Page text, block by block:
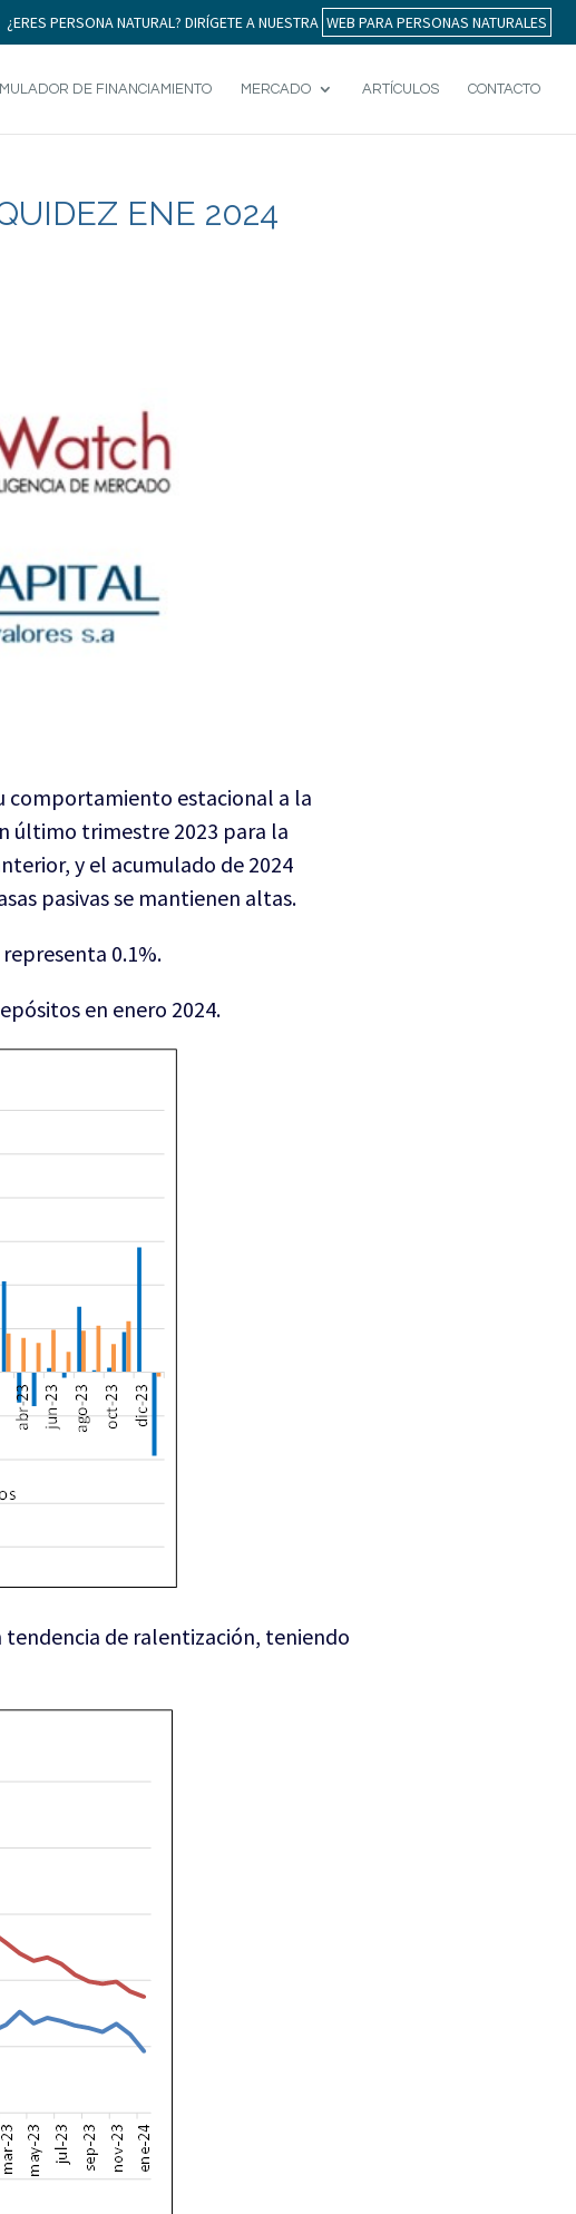
¿ERES PERSONA NATURAL? DIRÍGETE A NUESTRA WEB PARA PERSONAS NATURALES
DE FINANCIAMIENTO MERCADO ARTÍCULOS CONTACTO
ENE 2024
comportamiento estacional a la
último trimestre 2023 para la
y el acumulado de 2024
pasivas se mantienen altas.
0.1%.
en enero 2024.
de ralentización, teniendo